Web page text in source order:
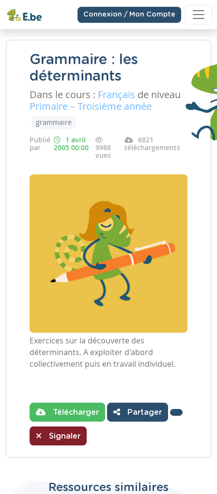
Connexion / Mon Compte
Grammaire : les
déterminants
Dans le cours : Français de niveau
Primaire – Troisième année
grammaire
Publié
par
1 avril
2005 00:00
9988
vues
6821
téléchargements
Exercices sur la découverte des
déterminants. A exploiter d'abord
collectivement puis en travail individuel.
Télécharger Partager
Signaler
Ressources similaires